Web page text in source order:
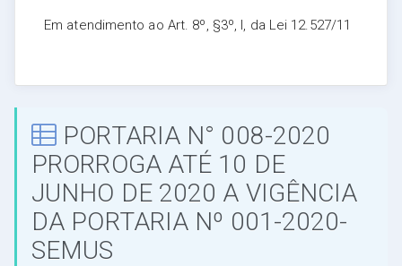
Em atendimento ao Art. 8º, §3º, I, da Lei 12.527/11
PORTARIA N° 008-2020
PRORROGA ATÉ 10 DE
JUNHO DE 2020 A VIGÊNCIA
DA PORTARIA Nº 001-2020-
SEMUS